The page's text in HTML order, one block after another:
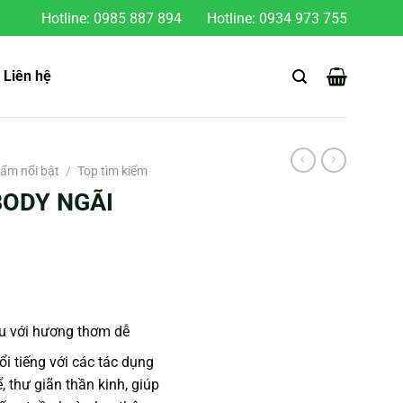
Hotline: 0985 887 894 Hotline: 0934 973 755
Liên hệ
nổi bật / Top tìm kiếm
NGÃI
với hương thơm dễ
tiếng với các tác dụng
thư giãn thần kinh, giúp